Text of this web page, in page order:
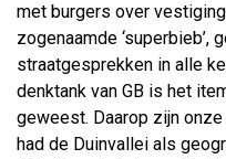
met burgers over
zogenaamde ‘superbieb’,
straatgesprekken in alle
denktank van GB is het
geweest. Daarop zijn
had de Duinvallei als